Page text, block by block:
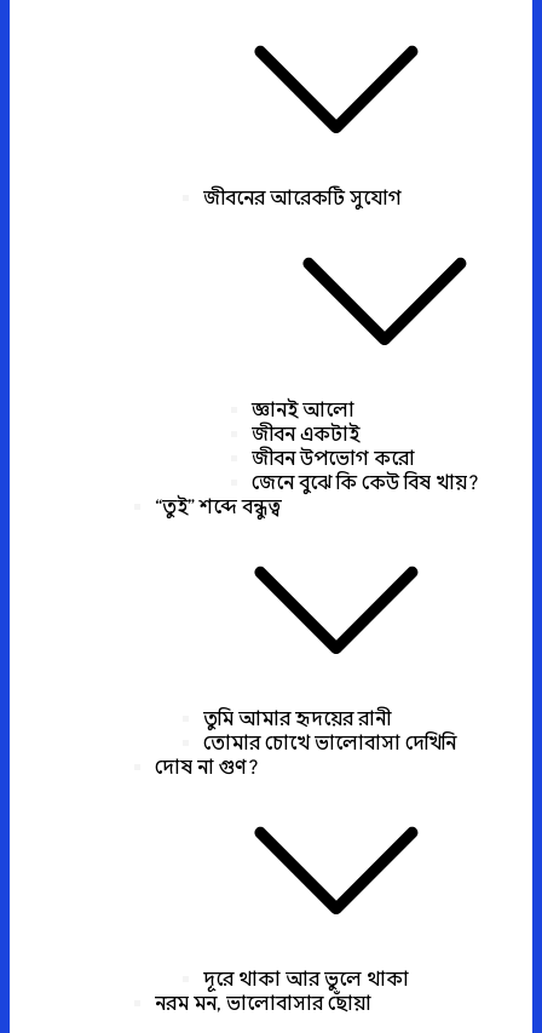
জীবনের আরেকটি সুযোগ
জ্ঞানই আলো
জীবন একটাই
জীবন উপভোগ করো
জেনে বুঝে কি কেউ বিষ খায়?
“তুই” শব্দে বন্ধুত্ব
তুমি আমার হৃদয়ের রানী
তোমার চোখে ভালোবাসা দেখিনি
দোষ না গুণ?
দূরে থাকা আর ভুলে থাকা
নরম মন, ভালোবাসার ছোঁয়া